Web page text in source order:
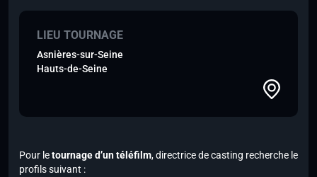
LIEU TOURNAGE
Asnières-sur-Seine
Hauts-de-Seine
Pour letournage d’un téléfilm, directrice de casting recherche le
profils suivant :